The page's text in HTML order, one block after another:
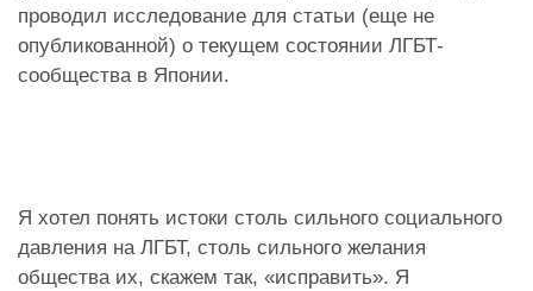
проводил исследование для статьи (еще не
опубликованной) о текущем состоянии ЛГБТ-
сообщества в Японии.
Я хотел понять истоки столь сильного социального
давления на ЛГБТ, столь сильного желания
общества их, скажем так, «исправить». Я